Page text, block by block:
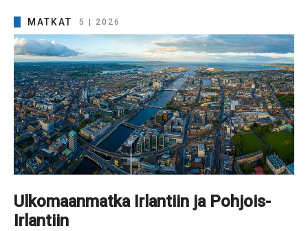
MATKAT 5 | 2026
Ulkomaanmatka Irlantiin ja Pohjois-
Irlantiin